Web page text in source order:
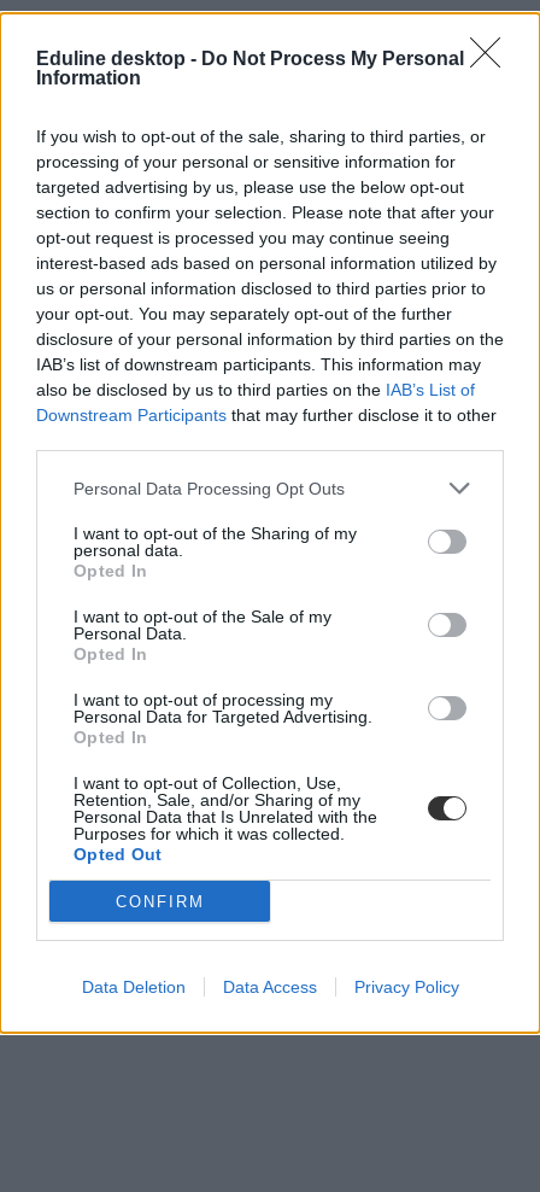
Eduline desktop - Do Not Process My Personal
Information
If you wish to opt-out of the sale, sharing to third parties, or
processing of your personal or sensitive information for
targeted advertising by us, please use the below opt-out
section to confirm your selection. Please note that after your
opt-out request is processed you may continue seeing
interest-based ads based on personal information utilized by
us or personal information disclosed to third parties prior to
your opt-out. You may separately opt-out of the further
disclosure of your personal information by third parties on the
IAB’s list of downstream participants. This information may
also be disclosed by us to third parties on the IAB’s List of
Downstream Participants that may further disclose it to other
Personal Data Processing Opt Outs
I want to opt-out of the Sharing of my
personal data.
Opted In
I want to opt-out of the Sale of my
Personal Data.
Opted In
I want to opt-out of processing my
Personal Data for Targeted Advertising.
Opted In
I want to opt-out of Collection, Use,
Retention, Sale, and/or Sharing of my
Personal Data that Is Unrelated with the
Purposes for which it was collected.
Opted Out
CONFIRM
Data Deletion Data Access Privacy Policy
efott
Szolnok
EFOTT 2011
Egyetemisták és Főiskolások Országos Turisztikai T